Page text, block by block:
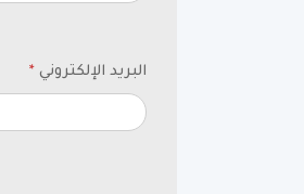
البريد الإلكتروني *